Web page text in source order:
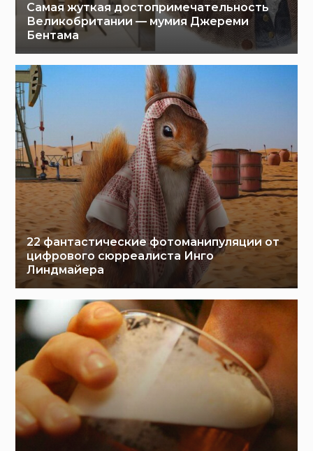
Самая жуткая достопримечательность
Великобритании — мумия Джереми
Бентама
22 фантастические фотоманипуляции от
цифрового сюрреалиста Инго
Линдмайера